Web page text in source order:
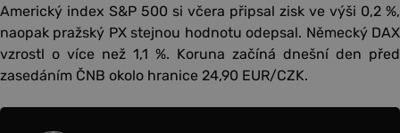
Americký index S&P 500 si včera připsal zisk ve výši 0,2 %,
naopak pražský PX stejnou hodnotu odepsal. Německý DAX
vzrostl o více než 1,1 %. Koruna začíná dnešní den před
zasedáním ČNB okolo hranice 24,90 EUR/CZK.